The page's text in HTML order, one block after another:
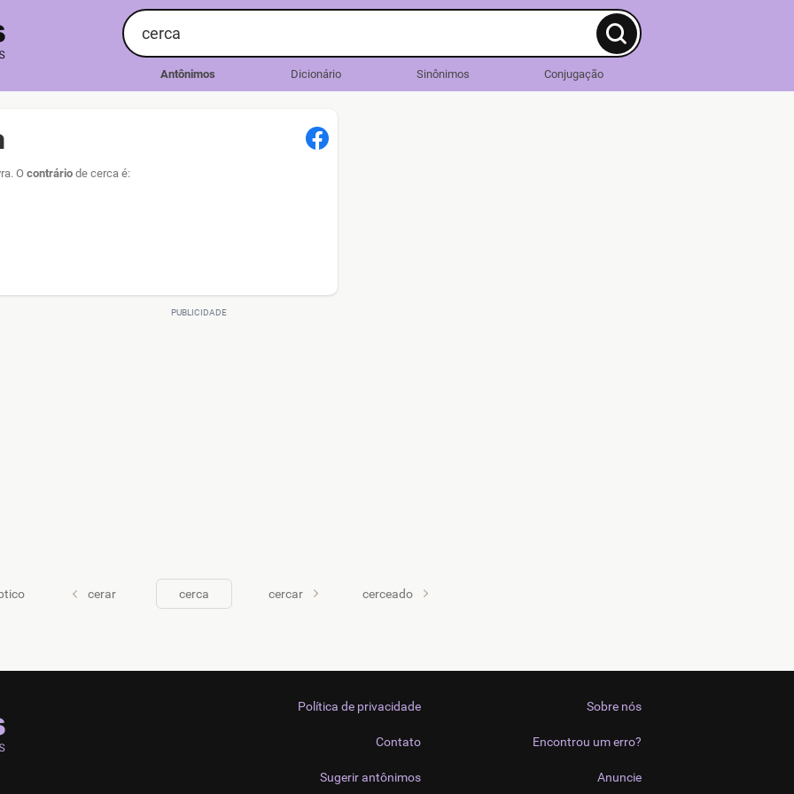
Antônimos Dicionário Sinônimos Conjugação
O contrário de cerca é:
cerar cerca cercar cerceado
Sobre nós
Encontrou um erro?
Anuncie
Política de privacidade
Contato
Sugerir antônimos